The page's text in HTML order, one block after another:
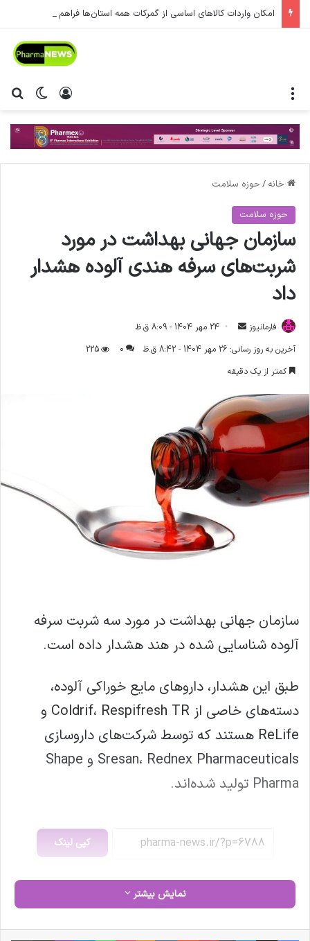
امکان واردات کالاهای اساسی از گمرکات همه استان‌ها فراهم شد.
تغییر ورود
خانه / حوزه سلامت
حوزه سلامت
سازمان جهانی بهداشت در مورد
شربت‌های سرفه هندی آلوده هشدار
داد ️
فارمانیوز
ا
ل
ا
ی
ی
ل
24 مهر 1404 - 8:09 ق.ظ
آخرین به روز رسانی: 26 مهر 1404 - 8:42 ق.ظ
0
225
کمتر از یک دقیقه
سازمان جهانی بهداشت در مورد سه شربت سرفه
آلوده شناسایی شده در هند هشدار داده است.
️طبق این هشدار، داروهای مایع خوراکی آلوده،
دسته‌های خاصی از Coldrif، Respifresh TR و
ReLife هستند که توسط شرکت‌های داروسازی
Sresan، Rednex Pharmaceuticals و Shape
Pharma تولید شده‌اند.
کپی لینک
نمایش بیشتر